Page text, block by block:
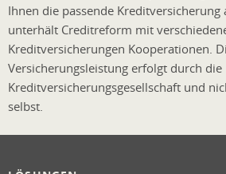
Ihnen die passende Kreditversicherung
unterhält Creditreform mit
Kreditversicherungen Kooperationen.
Versicherungsleistung erfolgt durch die
Kreditversicherungsgesellschaft und
selbst.